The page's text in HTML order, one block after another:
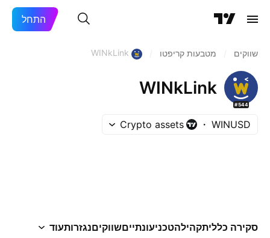
התחל
שווקים מטבעות קריפטו WINkLink
#544
WINkLink
WINUSD
Crypto assets
סקירה כלליתקהילהטכניעונתייםשווקיםנגזרותעוד